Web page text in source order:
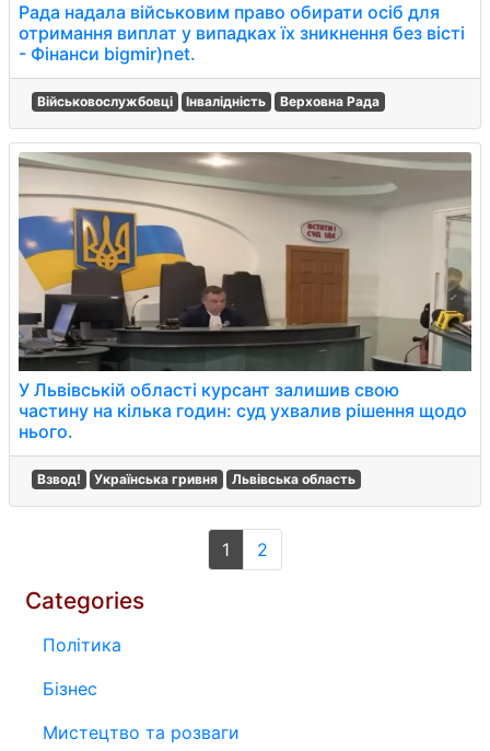
Рада надала військовим право обирати осіб для
отримання виплат у випадках їх зникнення без вісті
- Фінанси bigmir)net.
Військовослужбовці Інвалідність Верховна Рада
У Львівській області курсант залишив свою
частину на кілька годин: суд ухвалив рішення щодо
нього.
Взвод! Українська гривня Львівська область
1 2
Categories
Політика
Бізнес
Мистецтво та розваги